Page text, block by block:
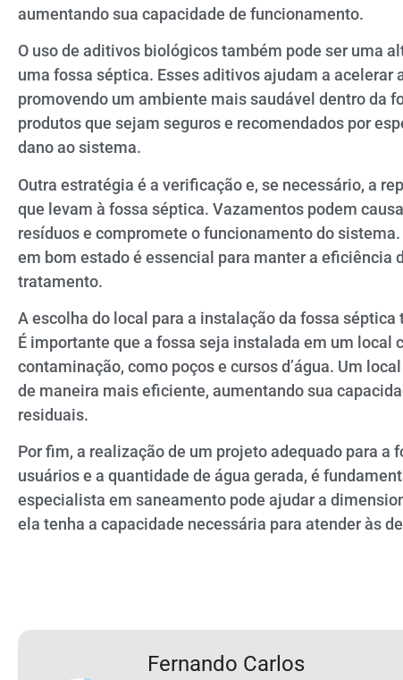
aumentando sua capacidade de funcionamento.
O uso de aditivos biológicos também pode ser uma
uma fossa séptica. Esses aditivos ajudam a acelerar
promovendo um ambiente mais saudável dentro da
produtos que sejam seguros e recomendados por
dano ao sistema.
Outra estratégia é a verificação e, se necessário, a
que levam à fossa séptica. Vazamentos podem
resíduos e compromete o funcionamento do
em bom estado é essencial para manter a eficiência
tratamento.
A escolha do local para a instalação da fossa
É importante que a fossa seja instalada em um local
contaminação, como poços e cursos d’água. Um
de maneira mais eficiente, aumentando sua
residuais.
Por fim, a realização de um projeto adequado para a
usuários e a quantidade de água gerada, é
especialista em saneamento pode ajudar a
ela tenha a capacidade necessária para atender às
Fernando Carlos